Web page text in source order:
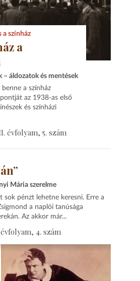
a színház
a
– áldozatok és mentések
a színház
az 1938-as első
és színházi
évfolyam, 5. szám
Mária szerelme
sok pénzt lehetne keresni. Erre a
a naplói tanúsága
Az akkor már...
4. szám